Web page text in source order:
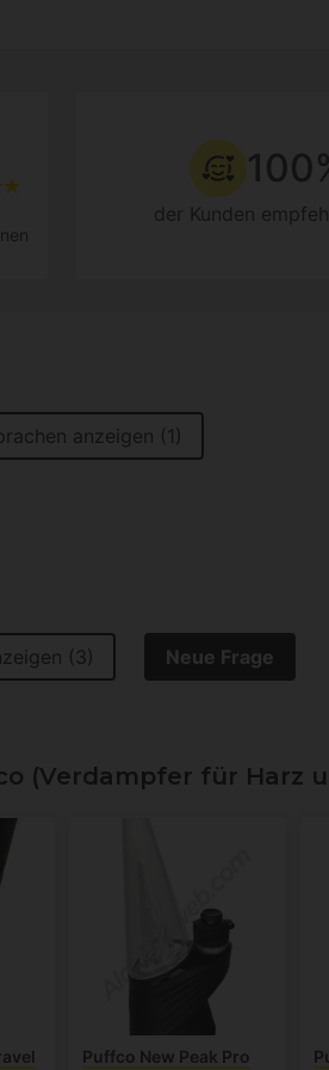
der Kunden
anzeigen (1)
(3) Neue Frage
(Verdampfer für Harz
Puffco New Peak Pro